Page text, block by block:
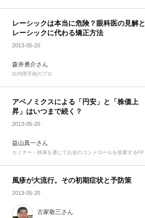
レーシックは本当に危険？眼科医の見解と
レーシックに代わる矯正方法
2013-05-20
森井勇介さん
白内障手術のプロ
アベノミクスによる「円安」と「株価上
昇」はいつまで続く？
2013-05-20
益山真一さん
セミナー・執筆を通じてお金のコントロールを提案するFP
風疹が大流行。その初期症状と予防策
2013-05-20
古家敬三さん